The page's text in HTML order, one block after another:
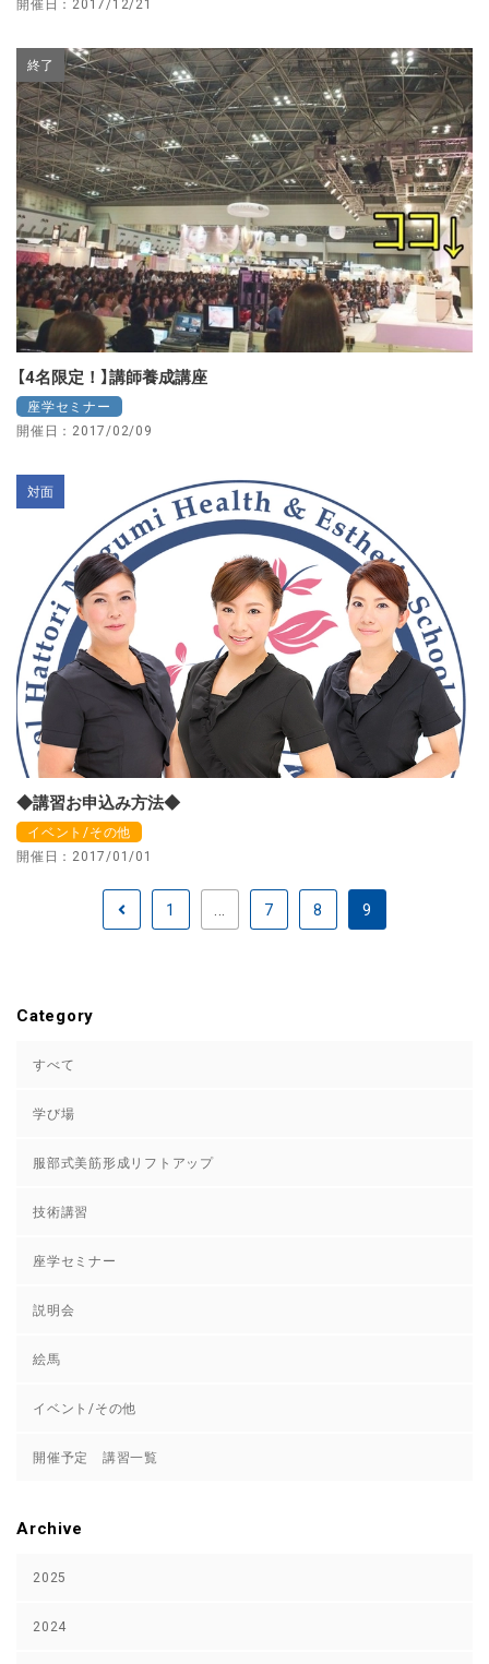
終了
【4名限定！】講師養成講座
座学セミナー
開催日：2017/02/09
対面
◆講習お申込み方法◆
イベント/その他
開催日：2017/01/01
1 ... 7 8 9
Category
すべて
学び場
服部式美筋形成リフトアップ
技術講習
座学セミナー
説明会
絵馬
イベント/その他
開催予定 講習一覧
Archive
2025
2024